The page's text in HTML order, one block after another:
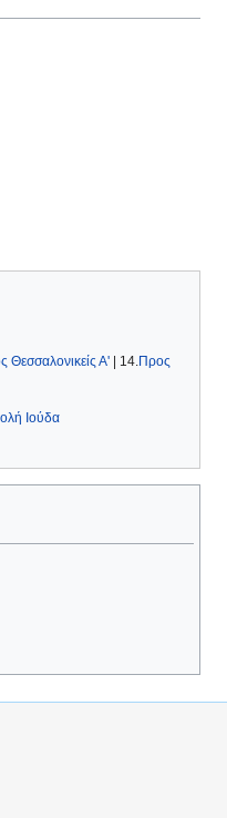
Θεσσαλονικείς Α' | 14.Προς
Ιούδα